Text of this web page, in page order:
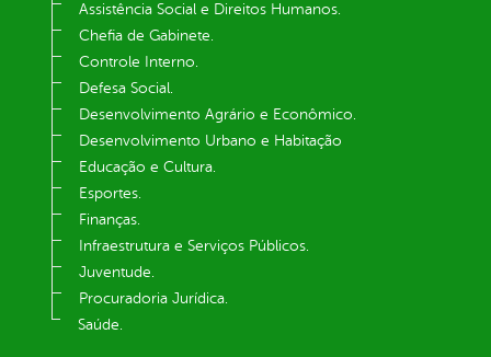
Assistência Social e Direitos Humanos.
Chefia de Gabinete.
Controle Interno.
Defesa Social.
Desenvolvimento Agrário e Econômico.
Desenvolvimento Urbano e Habitação
Educação e Cultura.
Esportes.
Finanças.
Infraestrutura e Serviços Públicos.
Juventude.
Procuradoria Jurídica.
Saúde.